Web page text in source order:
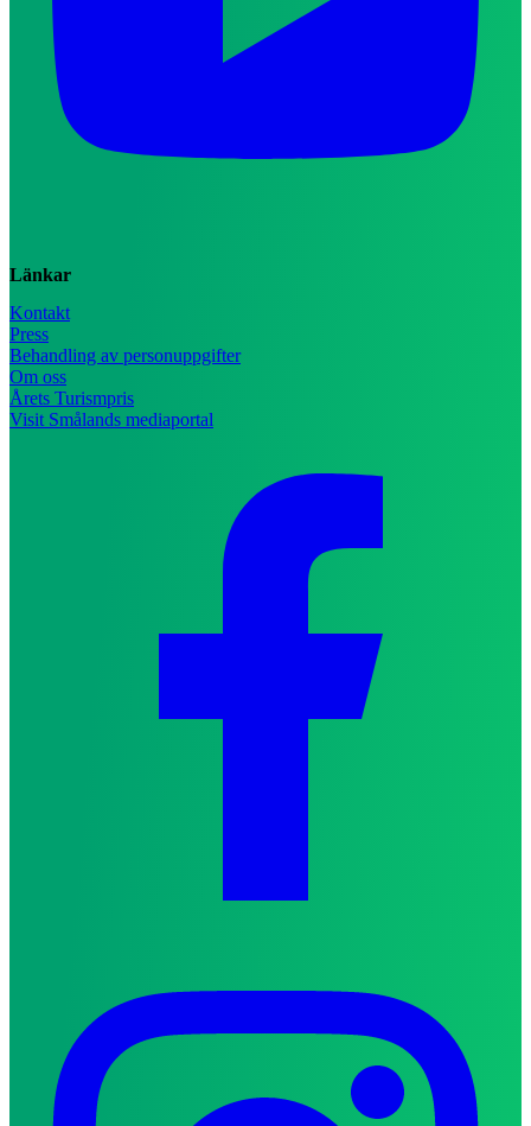
Länkar
Kontakt
Press
Behandling av personuppgifter
Om oss
Årets Turismpris
Visit Smålands mediaportal